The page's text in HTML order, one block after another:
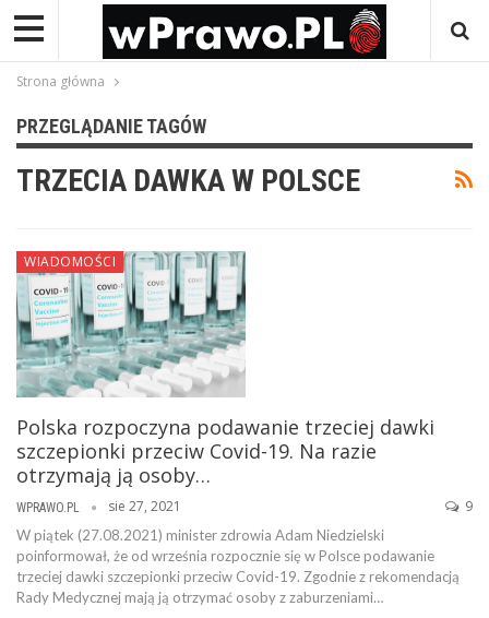
Strona główna
PRZEGLĄDANIE TAGÓW
TRZECIA DAWKA W POLSCE
WIADOMOŚCI
Polska rozpoczyna podawanie trzeciej dawki
szczepionki przeciw Covid-19. Na razie
otrzymają ją osoby…
WPRAWO.PL sie 27, 2021 9
W piątek (27.08.2021) minister zdrowia Adam Niedzielski
poinformował, że od września rozpocznie się w Polsce podawanie
trzeciej dawki szczepionki przeciw Covid-19. Zgodnie z rekomendacją
Rady Medycznej mają ją otrzymać osoby z zaburzeniami…